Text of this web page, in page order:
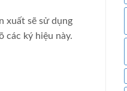
xuất sẽ sử dụng
các ký hiệu này.